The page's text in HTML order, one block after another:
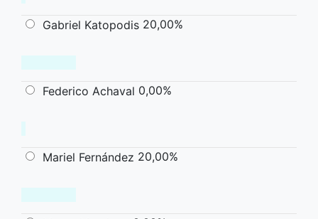
Gabriel Katopodis 20,00%
Federico Achaval 0,00%
Mariel Fernández 20,00%